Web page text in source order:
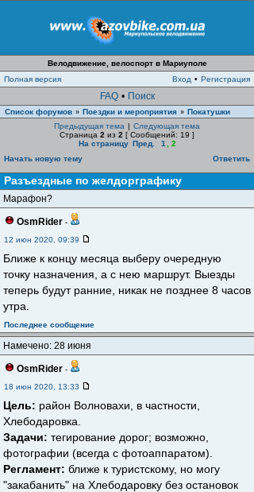
Велодвижение, велоспорт в Мариуполе
Полная версия
Вход • Регистрация
FAQ • Поиск
Список форумов » Поездки и мероприятия » Покатушки
Предыдущая тема | Следующая тема
Страница 2 из 2 [ Сообщений: 19 ]
На страницу Пред. 1
2
Начать новую тему
Ответить
Разъездные по желдорграфику
Марафон?
OsmRider -
12 июн 2020, 09:39
Ближе к концу месяца выберу очередную
точку назначения, а с нею маршрут. Выезды
теперь будут ранние, никак не позднее 8 часов
утра.
Последнее сообщение
Намечено: 28 июня
OsmRider -
18 июн 2020, 13:33
Цель: район Волновахи, в частности,
Хлебодаровка.
Задачи: тегирование дорог; возможно,
фотографии (всегда с фотоаппаратом).
Регламент: ближе к туристскому, но могу
"закабанить" на Хлебодаровку без остановок